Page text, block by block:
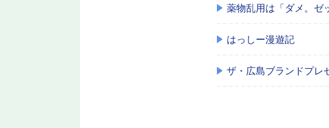
薬物乱用は「ダメ。ゼ
はっしー漫遊記
ザ・広島ブランドプレ